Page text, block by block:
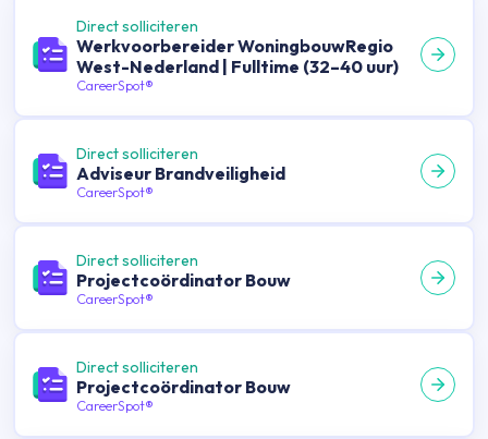
Direct solliciteren
Werkvoorbereider WoningbouwRegio
West-Nederland | Fulltime (32–40 uur)
CareerSpot®
Direct solliciteren
Adviseur Brandveiligheid
CareerSpot®
Direct solliciteren
Projectcoördinator Bouw
CareerSpot®
Direct solliciteren
Projectcoördinator Bouw
CareerSpot®